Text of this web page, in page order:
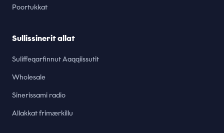
Poortukkat
Sullissinerit allat
Suliffeqarfinnut Aaqqiissutit
Wholesale
Sinerissami radio
Allakkat frimærkillu